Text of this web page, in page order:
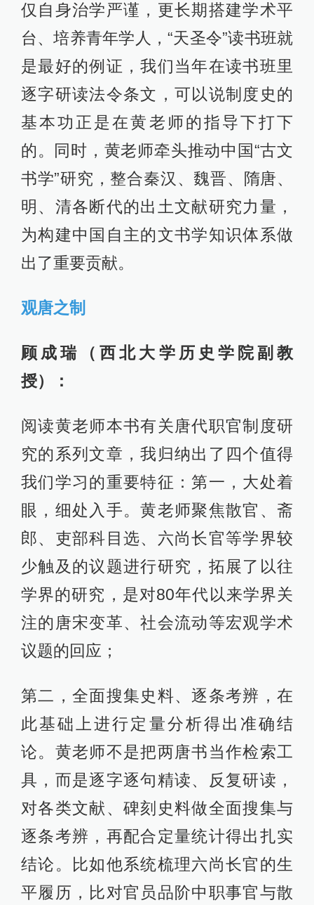
仅自身治学严谨，更长期搭建学术平
台、培养青年学人，“天圣令”读书班就
是最好的例证，我们当年在读书班里
逐字研读法令条文，可以说制度史的
基本功正是在黄老师的指导下打下
的。同时，黄老师牵头推动中国“古文
书学”研究，整合秦汉、魏晋、隋唐、
明、清各断代的出土文献研究力量，
为构建中国自主的文书学知识体系做
出了重要贡献。
观唐之制
顾成瑞（西北大学历史学院副教
授）：
阅读黄老师本书有关唐代职官制度研
究的系列文章，我归纳出了四个值得
我们学习的重要特征：第一，大处着
眼，细处入手。黄老师聚焦散官、斋
郎、吏部科目选、六尚长官等学界较
少触及的议题进行研究，拓展了以往
学界的研究，是对80年代以来学界关
注的唐宋变革、社会流动等宏观学术
议题的回应；
第二，全面搜集史料、逐条考辨，在
此基础上进行定量分析得出准确结
论。黄老师不是把两唐书当作检索工
具，而是逐字逐句精读、反复研读，
对各类文献、碑刻史料做全面搜集与
逐条考辨，再配合定量统计得出扎实
结论。比如他系统梳理六尚长官的生
平履历，比对官员品阶中职事官与散